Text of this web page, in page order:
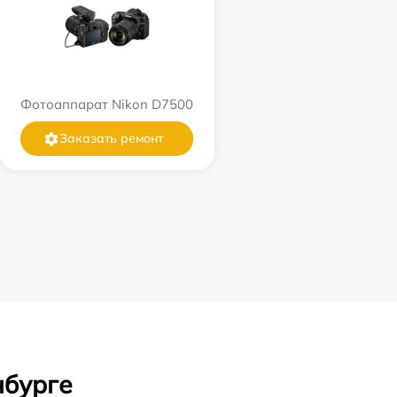
Фотоаппарат Nikon D7500
Заказать ремонт